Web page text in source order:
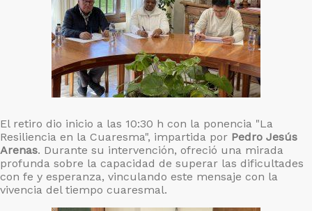
El retiro dio inicio a las 10:30 h con la ponencia "La
Resiliencia en la Cuaresma", impartida por Pedro Jesús
Arenas. Durante su intervención, ofreció una mirada
profunda sobre la capacidad de superar las dificultades
con fe y esperanza, vinculando este mensaje con la
vivencia del tiempo cuaresmal.